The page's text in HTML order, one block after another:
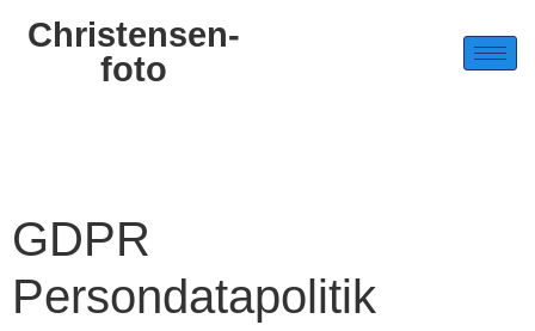
Christensen-
foto
GDPR
Persondatapolitik